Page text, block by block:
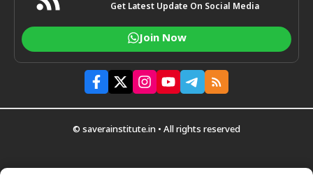
Get Latest Update On Social Media
Join Now
© saverainstitute.in • All rights reserved